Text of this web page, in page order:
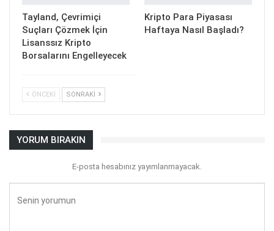
Tayland, Çevrimiçi
Suçları Çözmek İçin
Lisanssız Kripto
Borsalarını Engelleyecek
Kripto Para Piyasası
Haftaya Nasıl Başladı?
ÖNCEKI SONRAKI
YORUM BIRAKIN
E-posta hesabınız yayımlanmayacak.